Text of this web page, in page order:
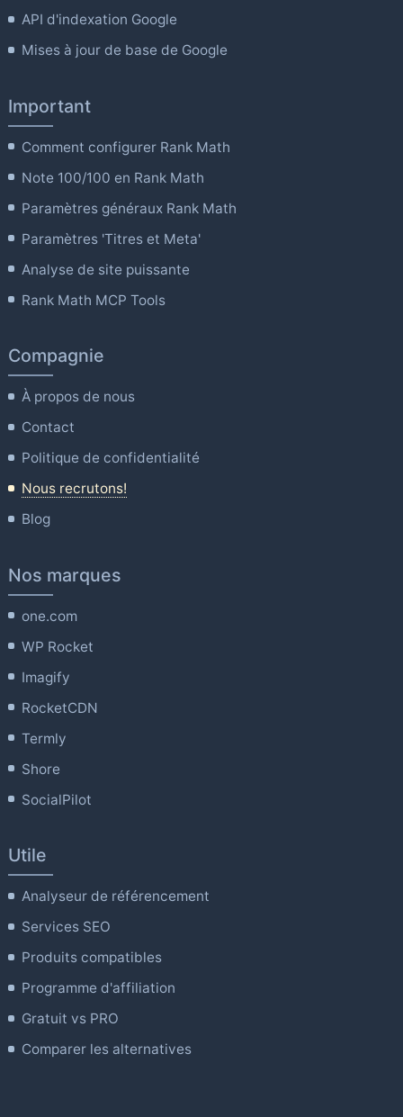
API d'indexation Google
Mises à jour de base de Google
Important
Comment configurer Rank Math
Note 100/100 en Rank Math
Paramètres généraux Rank Math
Paramètres 'Titres et Meta'
Analyse de site puissante
Rank Math MCP Tools
Compagnie
À propos de nous
Contact
Politique de confidentialité
Nous recrutons!
Blog
Nos marques
one.com
WP Rocket
Imagify
RocketCDN
Termly
Shore
SocialPilot
Utile
Analyseur de référencement
Services SEO
Produits compatibles
Programme d'affiliation
Gratuit vs PRO
Comparer les alternatives